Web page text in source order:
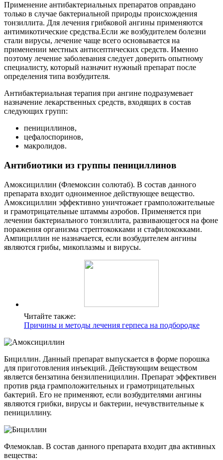
Применение антибактериальных препаратов оправдано
только в случае бактериальной природы происхождения
тонзиллита. Для лечения грибковой ангины применяются
антимикотические средства.Если же возбудителем болезни
стали вирусы, лечение чаще всего основывается на
применении местных антисептических средств. Именно
поэтому лечение заболевания следует доверить опытному
специалисту, который назначит нужный препарат после
определения типа возбудителя.
Антибактериальная терапия при ангине подразумевает
назначение лекарственных средств, входящих в состав
следующих групп:
пенициллинов,
цефалоспоринов,
макролидов.
Антибиотики из группы пенициллинов
Амоксициллин (Флемоксин солютаб). В состав данного
препарата входит одноименное действующее вещество.
Амоксициллин эффективно уничтожает грамположительные
и грамотрицательные штаммы аэробов. Применяется при
лечении бактериального тонзиллита, развивающегося на фоне
поражения организма стрептококками и стафилококками.
Ампициллин не назначается, если возбудителем ангины
являются грибы, микоплазмы и вирусы.
Читайте также:
Причины и методы лечения герпеса на подбородке
Бициллин. Данный препарат выпускается в форме порошка
для приготовления инъекций. Действующим веществом
является бензатина бензилпенициллин. Препарат эффективен
против ряда грамположительных и грамотрицательных
бактерий. Его не применяют, если возбудителями ангины
являются грибки, вирусы и бактерии, нечувствительные к
пенициллину.
Флемоклав. В состав данного препарата входит два активных
вещества: